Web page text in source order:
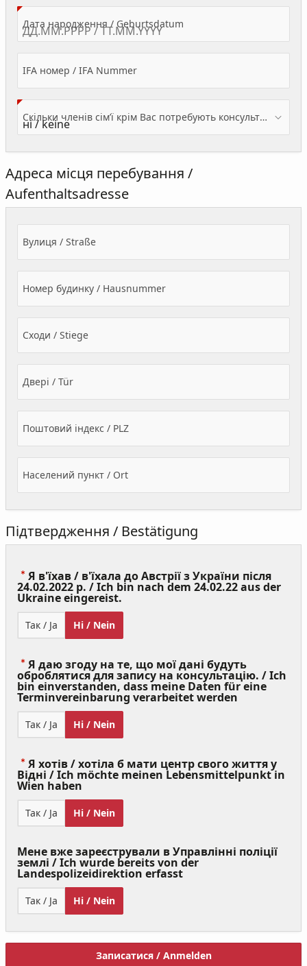
Дата народження / Geburtsdatum
IFA номер / IFA Nummer
Скільки членів сім’ї крім Вас потребують консультації? / Wieviele Familienmitglieder brauchen Beratung - zusätzlich zu Ihnen?
Адреса місця перебування /
Aufenthaltsadresse
Вулиця / Straße
Номер будинку / Hausnummer
Сходи / Stiege
Двері / Tür
Поштовий індекс / PLZ
Населений пункт / Ort
Підтвердження / Bestätigung
Я в'їхав / в'їхала до Австрії з України після
24.02.2022 р. / Ich bin nach dem 24.02.22 aus der
Ukraine eingereist.
Required)
Так / Ja Ні / Nein
Я даю згоду на те, що мої дані будуть
оброблятися для запису на консультацію. / Ich
bin einverstanden, dass meine Daten für eine
Terminvereinbarung verarbeitet werden
Так / Ja Ні / Nein
Я хотів / хотіла б мати центр свого життя у
Відні / Ich möchte meinen Lebensmittelpunkt in
Wien haben
Required)
Так / Ja Ні / Nein
Мене вже зареєстрували в Управлінні поліції
землі / Ich wurde bereits von der
Landespolizeidirektion erfasst
Так / Ja Ні / Nein
Записатися / Anmelden